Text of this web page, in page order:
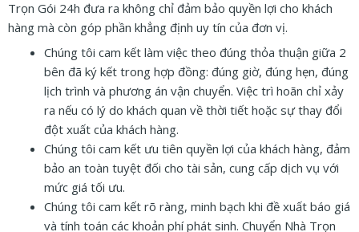
Trọn Gói 24h đưa ra không chỉ đảm bảo quyền lợi cho khách
hàng mà còn góp phần khẳng định uy tín của đơn vị.
Chúng tôi cam kết làm việc theo đúng thỏa thuận giữa 2
bên đã ký kết trong hợp đồng: đúng giờ, đúng hẹn, đúng
lịch trình và phương án vận chuyển. Việc trì hoãn chỉ xảy
ra nếu có lý do khách quan về thời tiết hoặc sự thay đổi
đột xuất của khách hàng.
Chúng tôi cam kết ưu tiên quyền lợi của khách hàng, đảm
bảo an toàn tuyệt đối cho tài sản, cung cấp dịch vụ với
mức giá tối ưu.
Chúng tôi cam kết rõ ràng, minh bạch khi đề xuất báo giá
và tính toán các khoản phí phát sinh. Chuyển Nhà Trọn